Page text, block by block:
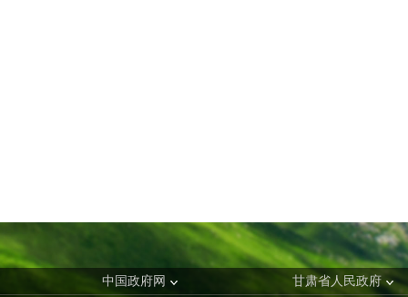
中国政府网 甘肃省人民政府